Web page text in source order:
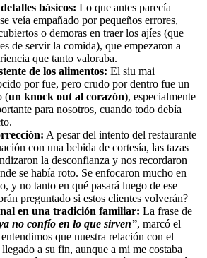
básicos: Lo que antes parecía
veía empañado por pequeños errores,
o demoras en traer los ajíes (que
de servir la comida), que empezaron a
que tanto valoraba.
de los alimentos: El siu mai
por fue, pero crudo por dentro fue un
(un knock out al corazón), especialmente
para nosotros, cuando todo debía
A pesar del intento del restaurante
con una bebida de cortesía, las tazas
la desconfianza y nos recordaron
se había roto. Se enfocaron mucho en
y no tanto en qué pasará luego de ese
preguntado si estos clientes volverán?
en una tradición familiar: La frase de
no confío en lo que sirven”, marcó el
que nuestra relación con el
a su fin, aunque a mi me costaba